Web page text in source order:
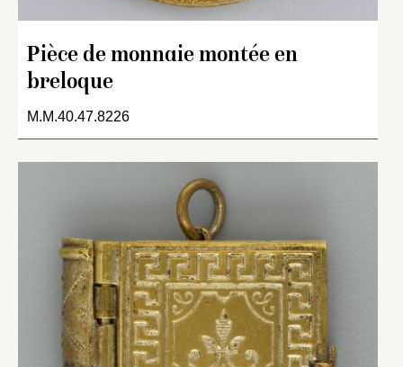
Pièce de monnaie montée en
breloque
M.M.40.47.8226